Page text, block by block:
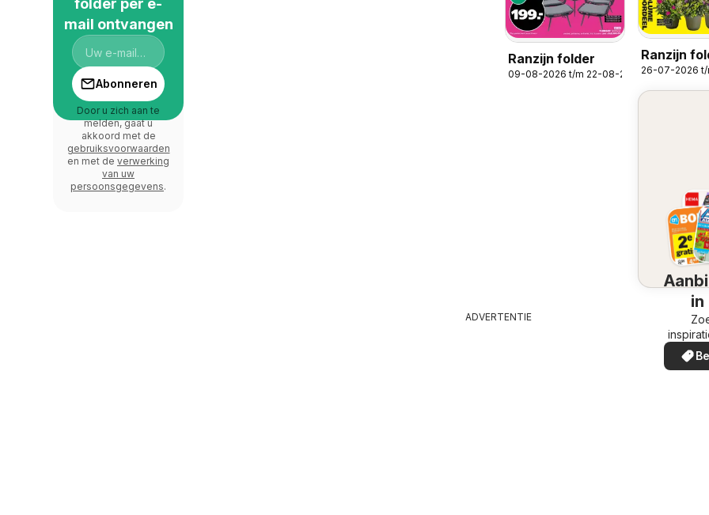
Ranzijn folder
09-08-2026 t/m 22-08-2026
Ranzijn
26-07-2026
in
de
in
ADVERTENTIE
folder per e-
mail ontvangen
Abonneren
Door u zich aan te
melden, gaat u
akkoord met de
gebruiksvoorwaarden
en met de verwerking
van uw
persoonsgegevens.